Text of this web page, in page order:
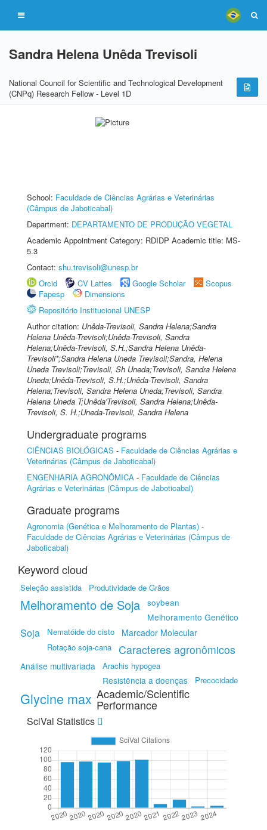
Sandra Helena Unêda Trevisoli
National Council for Scientific and Technological Development
(CNPq) Research Fellow - Level 1D
School: Faculdade de Ciências Agrárias e Veterinárias
(Câmpus de Jaboticabal)
Department: DEPARTAMENTO DE PRODUÇÃO VEGETAL
Academic Appointment Category: RDIDP Academic title: MS-
5.3
Contact: shu.trevisoli@unesp.br
Orcid
CV Lattes Google Scholar
Scopus
Fapesp
Dimensions
Repositório Institucional UNESP
Author citation: Unêda-Trevisoli, Sandra Helena;Sandra
Helena Unêda-Trevisoli;Unêda-Trevisoli, Sandra
Helena;Unêda-Trevisoli, S.H.;Sandra Helena Unêda-
Trevisoli*;Sandra Helena Uneda Trevisoli;Sandra, Helena
Uneda Trevisoli;Trevisoli, Sh Uneda;Trevisoli, Sandra Helena
Uneda;Unêda-Trevisoli, S.H.;Unêda-Trevisoli, Sandra
Helena;Trevisoli, Sandra Helena Uneda;Trevisoli, Sandra
Helena Uneda T;Unêda'Trevisoli, Sandra Helena;Unêda-
Trevisoli, S. H.;Uneda-Trevisoli, Sandra Helena
Undergraduate programs
CIÊNCIAS BIOLÓGICAS - Faculdade de Ciências Agrárias e
Veterinárias (Câmpus de Jaboticabal)
ENGENHARIA AGRONÔMICA - Faculdade de Ciências
Agrárias e Veterinárias (Câmpus de Jaboticabal)
Graduate programs
Agronomia (Genética e Melhoramento de Plantas) -
Faculdade de Ciências Agrárias e Veterinárias (Câmpus de
Jaboticabal)
Keyword cloud
Seleção assistida Produtividade de Grãos
Melhoramento de Soja soybean
Melhoramento Genético
Soja Nematóide do cisto Marcador Molecular
Rotação soja-cana Caracteres agronômicos
Análise multivariada Arachis hypogea
Resistência a doenças Precocidade
Glycine max Academic/Scientific
Performance
SciVal Statistics